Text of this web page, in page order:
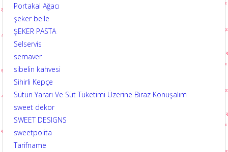
Portakal Ağacı
şeker belle
ŞEKER PASTA
Selservis
semaver
sibelin kahvesi
Sihirli Kepçe
Sütün Yararı Ve Süt Tüketimi Üzerine Biraz Konuşalım
sweet dekor
SWEET DESIGNS
sweetpolita
Tarifname